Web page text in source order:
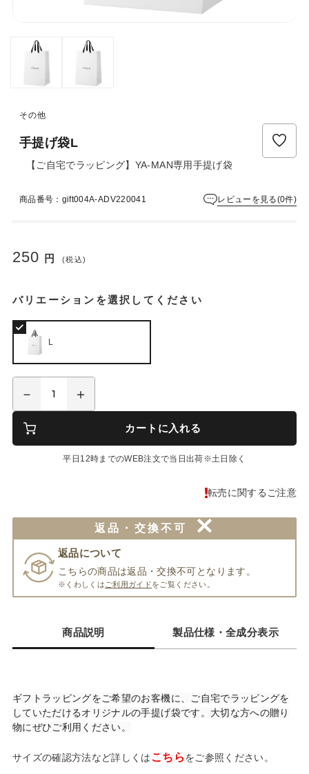
その他
手提げ袋L
【ご自宅でラッピング】YA-MAN専用手提げ袋
商品番号：gift004A-ADV220041 レビューを見る(0件)
250 円 (税込)
バリエーションを選択してください
L
カートに入れる
平日12時までのWEB注文で当日出荷※土日除く
転売に関するご注意
返品・交換不可
返品について
こちらの商品は返品・交換不可となります。
※くわしくは ご利用ガイドをご覧ください。
商品説明 製品仕様・全成分表示
ギフトラッピングをご希望のお客機に、ご自宅でラッピングを
していただけるオリジナルの手提げ袋です。大切な方への贈り
物にぜひご利用ください。
サイズの確認方法など詳しくはこちらをご参照ください。